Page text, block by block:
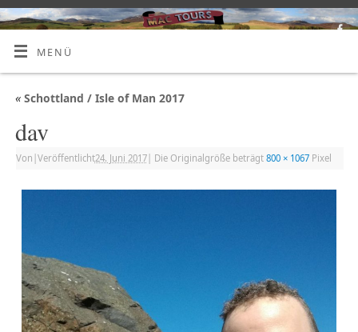
MENÜ
«Schottland / Isle of Man 2017
dav
Von Veröffentlicht24. Juni 2017| Die Originalgröße beträgt 800 × 1067Pixel